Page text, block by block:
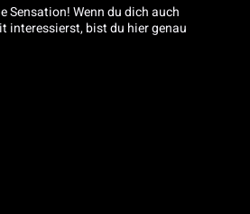
Sensation! Wenn du dich auch
interessierst, bist du hier genau